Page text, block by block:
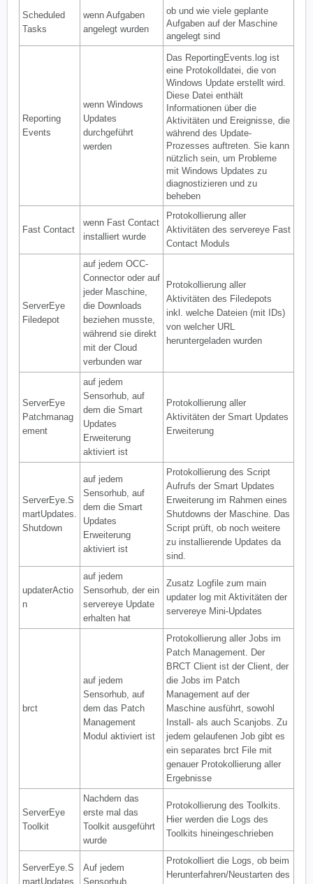
Scheduled
Tasks
wenn Aufgaben
angelegt wurden
ob und wie viele geplante
Aufgaben auf der Maschine
angelegt sind
Reporting
Events
wenn Windows
Updates
durchgeführt
werden
Das ReportingEvents.log ist
eine Protokolldatei, die von
Windows Update erstellt wird.
Diese Datei enthält
Informationen über die
Aktivitäten und Ereignisse, die
während des Update-
Prozesses auftreten. Sie kann
nützlich sein, um Probleme
mit Windows Updates zu
diagnostizieren und zu
beheben
Fast Contact
wenn Fast Contact
installiert wurde
Protokollierung aller
Aktivitäten des servereye Fast
Contact Moduls
ServerEye
Filedepot
auf jedem OCC-
Connector oder auf
jeder Maschine,
die Downloads
beziehen musste,
während sie direkt
mit der Cloud
verbunden war
Protokollierung aller
Aktivitäten des Filedepots
inkl. welche Dateien (mit IDs)
von welcher URL
heruntergeladen wurden
ServerEye
Patchmanag
ement
auf jedem
Sensorhub, auf
dem die Smart
Updates
Erweiterung
aktiviert ist
Protokollierung aller
Aktivitäten der Smart Updates
Erweiterung
ServerEye.S
martUpdates.
Shutdown
auf jedem
Sensorhub, auf
dem die Smart
Updates
Erweiterung
aktiviert ist
Protokollierung des Script
Aufrufs der Smart Updates
Erweiterung im Rahmen eines
Shutdowns der Maschine. Das
Script prüft, ob noch weitere
zu installierende Updates da
sind.
updaterActio
n
auf jedem
Sensorhub, der ein
servereye Update
erhalten hat
Zusatz Logfile zum main
updater log mit Aktivitäten der
servereye Mini-Updates
brct
auf jedem
Sensorhub, auf
dem das Patch
Management
Modul aktiviert ist
Protokollierung aller Jobs im
Patch Management. Der
BRCT Client ist der Client, der
die Jobs im Patch
Management auf der
Maschine ausführt, sowohl
Install- als auch Scanjobs. Zu
jedem gelaufenen Job gibt es
ein separates brct File mit
genauer Protokollierung aller
Ergebnisse
ServerEye
Toolkit
Nachdem das
erste mal das
Toolkit ausgeführt
wurde
Protokollierung des Toolkits.
Hier werden die Logs des
Toolkits hineingeschrieben
ServerEye.S
martUpdates.
Auf jedem
Sensorhub,
Protokolliert die Logs, ob beim
Herunterfahren/Neustarten des